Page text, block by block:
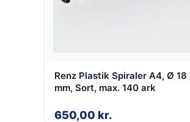
Renz Plastik Spiraler A4, Ø 18
mm, Sort, max. 140 ark
650,00 kr.